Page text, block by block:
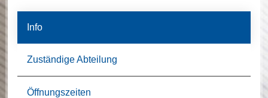
Info
Zuständige Abteilung
Öffnungszeiten